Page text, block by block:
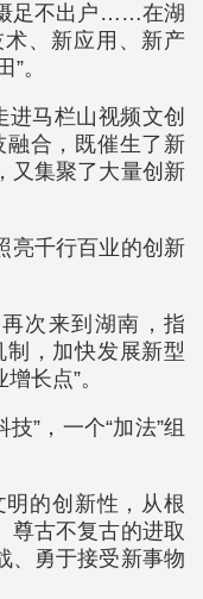
足不出户……在湖
、新应用、新产
。
马栏山视频文创
融合，既催生了新
又集聚了大量创新
亮千行百业的创新
次来到湖南，指
制，加快发展新型
长点”。
”，一个“加法”组
明的创新性，从根
尊古不复古的进取
、勇于接受新事物